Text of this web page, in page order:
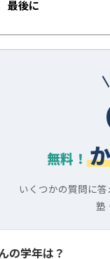
最後に
無料！
いくつかの質問に
塾
の学年は？